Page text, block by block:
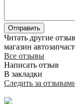
Отправить
Читать другие
магазин
Все отзывы
Написать отзыв
В закладки
Следить за